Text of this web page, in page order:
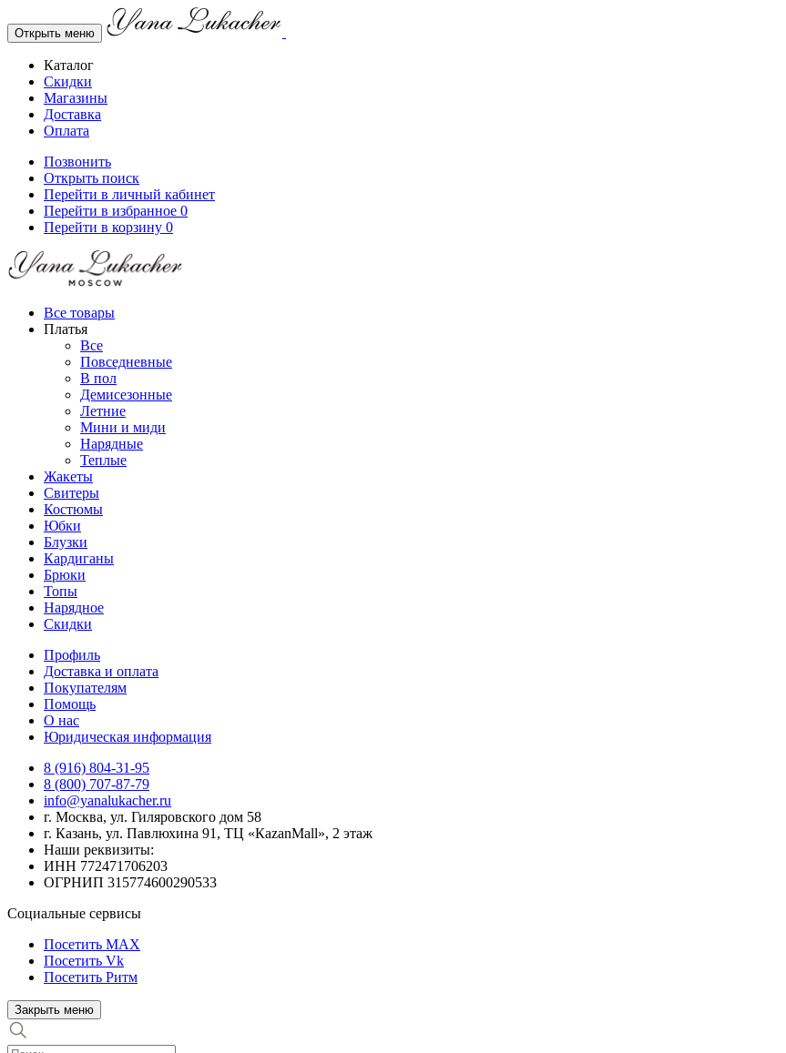
Открыть меню
Каталог
Скидки
Магазины
Доставка
Оплата
Позвонить
Открыть поиск
Перейти в личный кабинет
Перейти в избранное 0
Перейти в корзину 0
Все товары
Платья
Все
Повседневные
В пол
Демисезонные
Летние
Мини и миди
Нарядные
Теплые
Жакеты
Свитеры
Костюмы
Юбки
Блузки
Кардиганы
Брюки
Топы
Нарядное
Скидки
Профиль
Доставка и оплата
Покупателям
Помощь
О нас
Юридическая информация
8 (916) 804-31-95
8 (800) 707-87-79
info@yanalukacher.ru
г. Москва, ул. Гиляровского дом 58
г. Казань, ул. Павлюхина 91, ТЦ «КazanMall», 2 этаж
Наши реквизиты:
ИНН 772471706203
ОГРНИП 315774600290533
Социальные сервисы
Посетить MAX
Посетить Vk
Посетить Ритм
Закрыть меню